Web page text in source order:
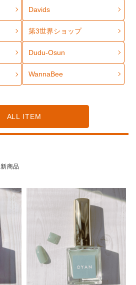
Davids
第3世界ショップ
Dudu-Osun
WannaBee
ALL ITEM
新商品